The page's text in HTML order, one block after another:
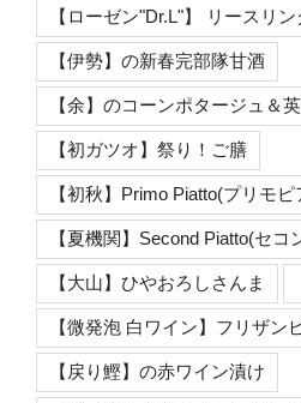
【ローゼン"Dr.L"】 リースリ
【伊勢】の新春完部隊甘酒
【余】のコーンポタージュ＆
【初ガツオ】祭り！ご膳
【初秋】Primo Piatto(プリモピ
【夏機関】Second Piatto(セコ
【大山】ひやおろしさんま
【微発泡 白ワイン】フリザン
【戻り鰹】の赤ワイン漬け